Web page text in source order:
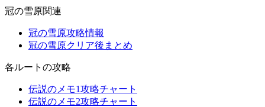
冠の雪原関連
冠の雪原攻略情報
冠の雪原クリア後まとめ
各ルートの攻略
伝説のメモ1攻略チャート
伝説のメモ2攻略チャート